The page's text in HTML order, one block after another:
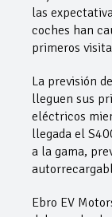
las
coches han
primeros
La previsión
lleguen sus
eléctricos
llegada el
a la gama,
Ebro EV